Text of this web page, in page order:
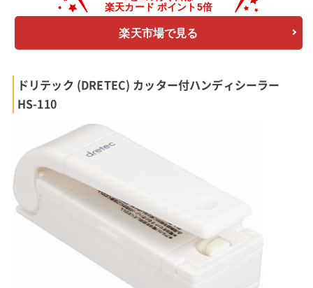
楽天市場で見る
ドリテック (DRETEC) カッター付ハンディシーラー
HS-110